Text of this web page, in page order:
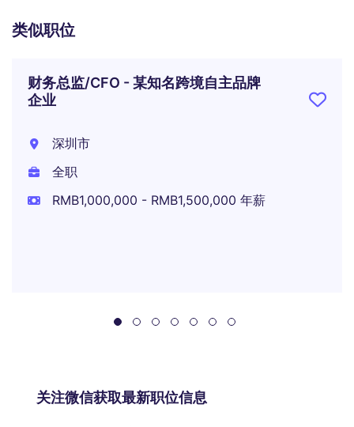
类似职位
财务总监/CFO - 某知名跨境自主品牌
企业
深圳市
全职
RMB1,000,000 - RMB1,500,000 年薪
关注微信获取最新职位信息